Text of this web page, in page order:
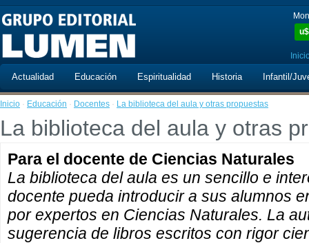
u$
Actualidad Educación Espiritualidad Historia Infantil/
Inicio · Educación · Docentes · La biblioteca del aula y otras propuestas
La biblioteca del aula y otras
Para el docente de Ciencias Naturales
La biblioteca del aula es un sencillo e
docente pueda introducir a sus alumnos
por expertos en Ciencias Naturales. La
sugerencia de libros escritos con rigor